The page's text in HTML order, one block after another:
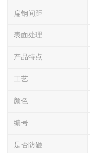
扁钢间距
表面处理
产品特点
工艺
颜色
编号
是否防砸